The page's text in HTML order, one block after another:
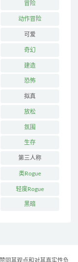
冒险
动作冒险
可爱
奇幻
建造
恐怖
拟真
放松
氛围
生存
第三人称
类Rogue
轻度Rogue
黑暗
同其观点和对其真实性负